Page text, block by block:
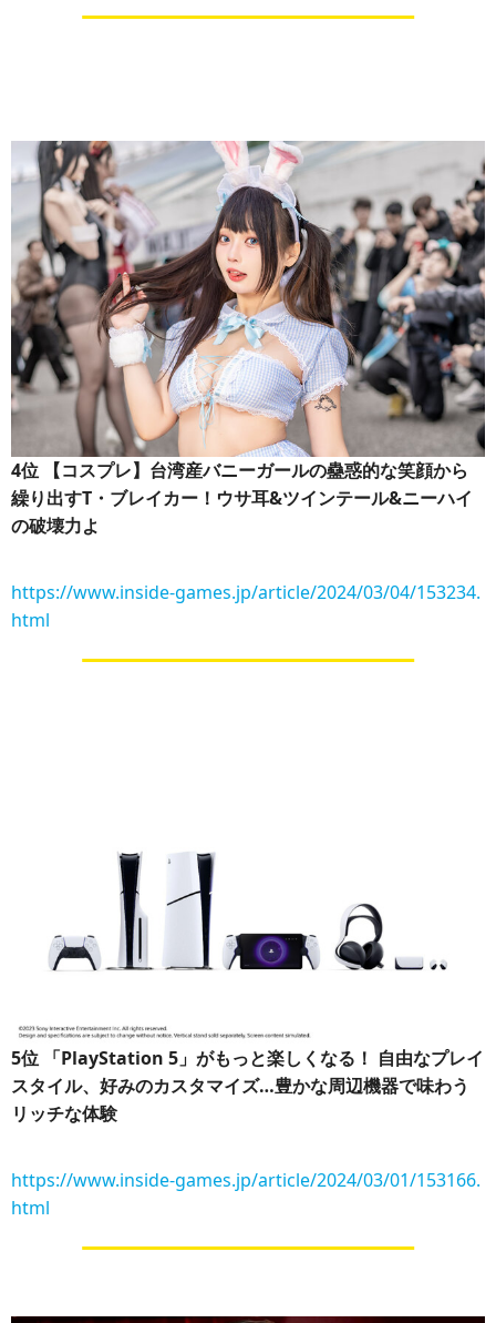
4位 【コスプレ】台湾産バニーガールの蠱惑的な笑顔から
繰り出すT・ブレイカー！ウサ耳&ツインテール&ニーハイ
の破壊力よ
https://www.inside-games.jp/article/2024/03/04/153234.
html
5位 「PlayStation 5」がもっと楽しくなる！ 自由なプレイ
スタイル、好みのカスタマイズ…豊かな周辺機器で味わう
リッチな体験
https://www.inside-games.jp/article/2024/03/01/153166.
html